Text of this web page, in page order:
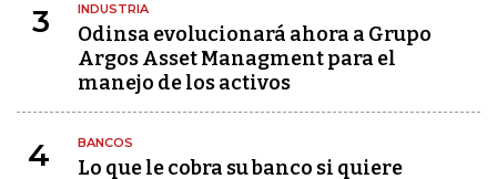
3 INDUSTRIA
Odinsa evolucionará ahora a Grupo
Argos Asset Managment para el
manejo de los activos
4 BANCOS
Lo que le cobra su banco si quiere